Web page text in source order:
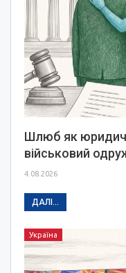
Шлюб як
військовий
4.08.2026
ДАЛІ...
Україна